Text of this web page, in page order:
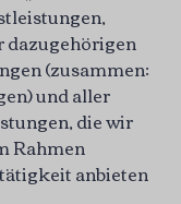
(zusammen:
und aller
die wir
Rahmen
anbieten